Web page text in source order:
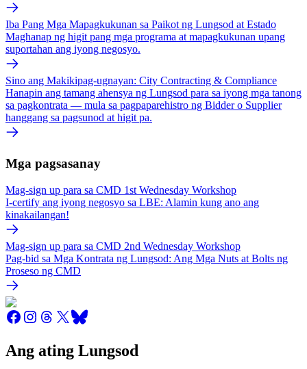
Iba Pang Mga Mapagkukunan sa Paikot ng Lungsod at Estado
Maghanap ng higit pang mga programa at mapagkukunan upang
suportahan ang iyong negosyo.
Sino ang Makikipag-ugnayan: City Contracting & Compliance
Hanapin ang tamang ahensya ng Lungsod para sa iyong mga tanong
sa pagkontrata — mula sa pagpaparehistro ng Bidder o Supplier
hanggang sa pagsunod at higit pa.
Mga pagsasanay
Mag-sign up para sa CMD 1st Wednesday Workshop
I-certify ang iyong negosyo sa LBE: Alamin kung ano ang
kinakailangan!
Mag-sign up para sa CMD 2nd Wednesday Workshop
Pag-bid sa Mga Kontrata ng Lungsod: Ang Mga Nuts at Bolts ng
Proseso ng CMD
Ang ating Lungsod